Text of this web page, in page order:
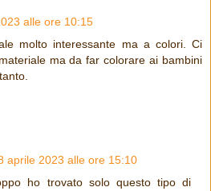
alle ore 10:15
molto interessante ma a colori. Ci
ma da far colorare ai bambini
aprile 2023 alle ore 15:10
ho trovato solo questo tipo di